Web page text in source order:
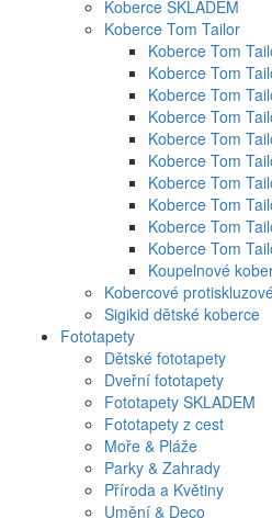
Koberce SKLADEM
Koberce Tom Tailor
Koberce Tom
Koberce Tom
Koberce Tom
Koberce Tom
Koberce Tom
Koberce Tom
Koberce Tom
Koberce Tom
Koberce Tom
Koberce Tom
Koupelnové
Kobercové
Sigikid dětské koberce
Fototapety
Dětské fototapety
Dveřní fototapety
Fototapety SKLADEM
Fototapety z cest
Moře & Pláže
Parky & Zahrady
Příroda a Květiny
Umění & Deco